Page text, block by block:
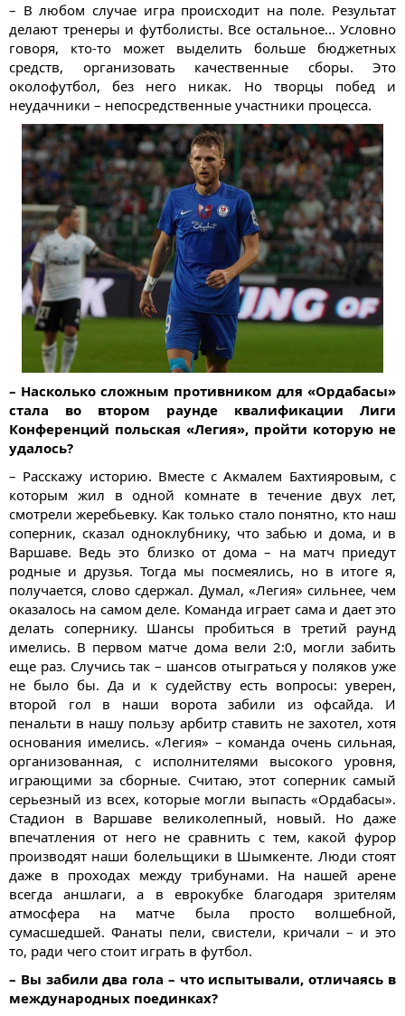
– В любом случае игра происходит на поле. Результат
делают тренеры и футболисты. Все остальное... Условно
говоря, кто-то может выделить больше бюджетных
средств, организовать качественные сборы. Это
околофутбол, без него никак. Но творцы побед и
неудачники – непосредственные участники процесса.
– Насколько сложным противником для «Ордабасы»
стала во втором раунде квалификации Лиги
Конференций польская «Легия», пройти которую не
удалось?
– Расскажу историю. Вместе с Акмалем Бахтияровым, с
которым жил в одной комнате в течение двух лет,
смотрели жеребьевку. Как только стало понятно, кто наш
соперник, сказал одноклубнику, что забью и дома, и в
Варшаве. Ведь это близко от дома – на матч приедут
родные и друзья. Тогда мы посмеялись, но в итоге я,
получается, слово сдержал. Думал, «Легия» сильнее, чем
оказалось на самом деле. Команда играет сама и дает это
делать сопернику. Шансы пробиться в третий раунд
имелись. В первом матче дома вели 2:0, могли забить
еще раз. Случись так – шансов отыграться у поляков уже
не было бы. Да и к судейству есть вопросы: уверен,
второй гол в наши ворота забили из офсайда. И
пенальти в нашу пользу арбитр ставить не захотел, хотя
основания имелись. «Легия» – команда очень сильная,
организованная, с исполнителями высокого уровня,
играющими за сборные. Считаю, этот соперник самый
серьезный из всех, которые могли выпасть «Ордабасы».
Стадион в Варшаве великолепный, новый. Но даже
впечатления от него не сравнить с тем, какой фурор
производят наши болельщики в Шымкенте. Люди стоят
даже в проходах между трибунами. На нашей арене
всегда аншлаги, а в еврокубке благодаря зрителям
атмосфера на матче была просто волшебной,
сумасшедшей. Фанаты пели, свистели, кричали – и это
то, ради чего стоит играть в футбол.
– Вы забили два гола – что испытывали, отличаясь в
международных поединках?